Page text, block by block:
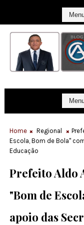
Home Regional
Escola, Bom de Bola"
Educação
Prefeito Aldo
"Bom de
apoio das